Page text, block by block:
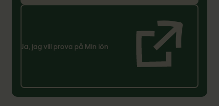
Ja, jag vill prova på Min lön